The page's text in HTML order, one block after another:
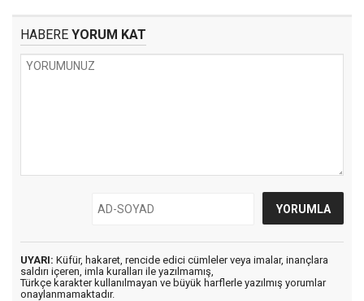
HABERE YORUM KAT
UYARI: Küfür, hakaret, rencide edici cümleler veya imalar, inançlara
saldırı içeren, imla kuralları ile yazılmamış,
Türkçe karakter kullanılmayan ve büyük harflerle yazılmış yorumlar
onaylanmamaktadır.